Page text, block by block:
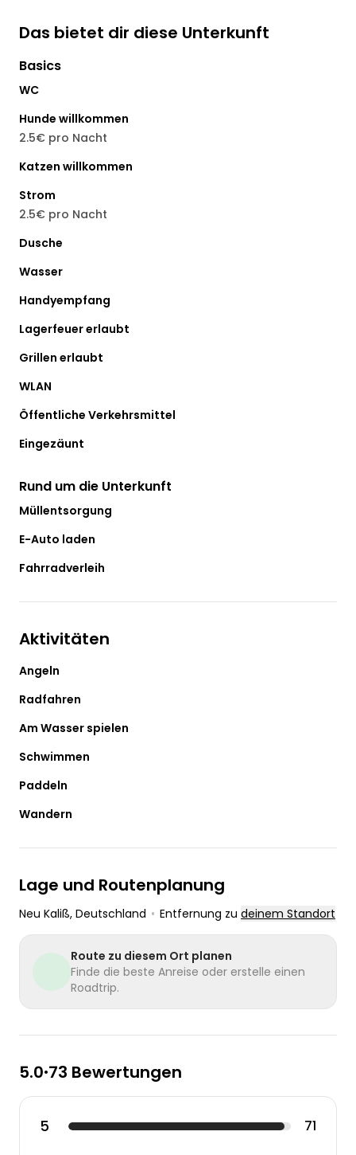
Das bietet dir diese Unterkunft
Basics
WC
Hunde willkommen
2.5€ pro Nacht
Katzen willkommen
Strom
2.5€ pro Nacht
Dusche
Wasser
Handyempfang
Lagerfeuer erlaubt
Grillen erlaubt
WLAN
Öffentliche Verkehrsmittel
Eingezäunt
Rund um die Unterkunft
Müllentsorgung
E-Auto laden
Fahrradverleih
Aktivitäten
Angeln
Radfahren
Am Wasser spielen
Schwimmen
Paddeln
Wandern
Lage und Routenplanung
Neu Kaliß, Deutschland • Entfernung zu deinem Standort
Route zu diesem Ort planen
Finde die beste Anreise oder erstelle einen
Roadtrip.
5.0•73 Bewertungen
5 71